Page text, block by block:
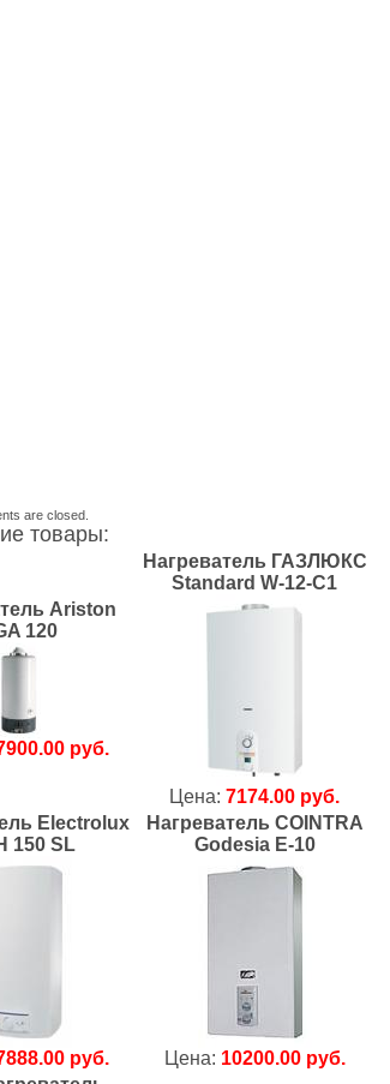
are closed.
товары:
Ariston
120
руб.
Нагреватель ГАЗЛЮКС
Standard W-12-C1
Цена: 7174.00 руб.
Electrolux
150 SL
руб.
Нагреватель COINTRA
Godesia E-10
Цена: 10200.00 руб.